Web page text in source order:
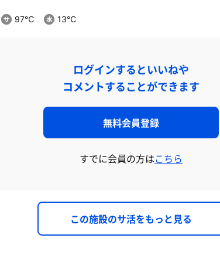
97℃ 13℃
ログインするといいねや
コメントすることができます
無料会員登録
すでに会員の方はこちら
この施設のサ活をもっと見る